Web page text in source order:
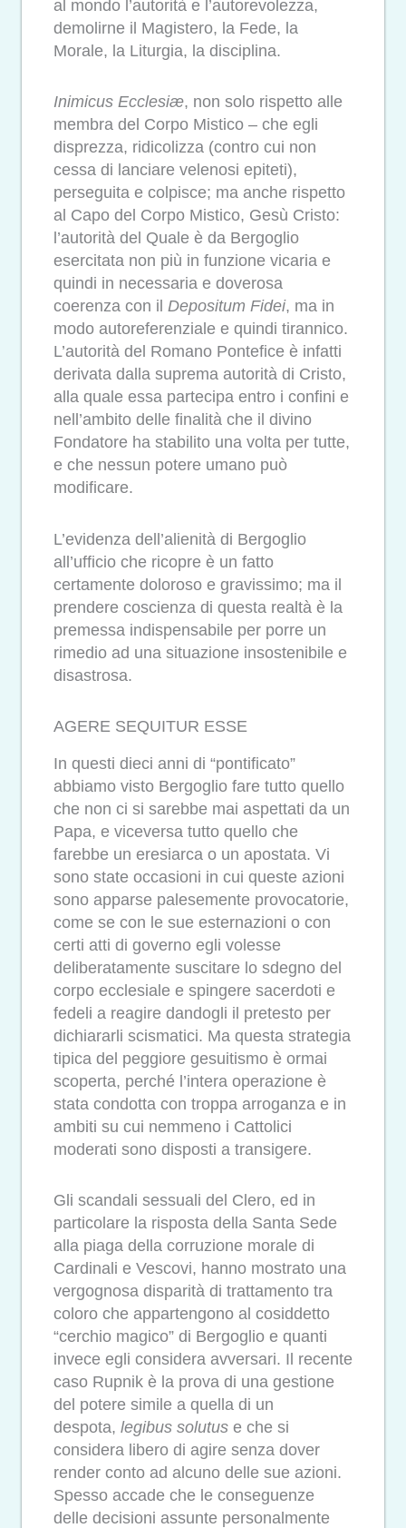
al mondo l’autorità e l’autorevolezza,
demolirne il Magistero, la Fede, la
Morale, la Liturgia, la disciplina.
Inimicus Ecclesiæ, non solo rispetto alle
membra del Corpo Mistico – che egli
disprezza, ridicolizza (contro cui non
cessa di lanciare velenosi epiteti),
perseguita e colpisce; ma anche rispetto
al Capo del Corpo Mistico, Gesù Cristo:
l’autorità del Quale è da Bergoglio
esercitata non più in funzione vicaria e
quindi in necessaria e doverosa
coerenza con il Depositum Fidei, ma in
modo autoreferenziale e quindi tirannico.
L’autorità del Romano Pontefice è infatti
derivata dalla suprema autorità di Cristo,
alla quale essa partecipa entro i confini e
nell’ambito delle finalità che il divino
Fondatore ha stabilito una volta per tutte,
e che nessun potere umano può
modificare.
L’evidenza dell’alienità di Bergoglio
all’ufficio che ricopre è un fatto
certamente doloroso e gravissimo; ma il
prendere coscienza di questa realtà è la
premessa indispensabile per porre un
rimedio ad una situazione insostenibile e
disastrosa.
AGERE SEQUITUR ESSE
In questi dieci anni di “pontificato”
abbiamo visto Bergoglio fare tutto quello
che non ci si sarebbe mai aspettati da un
Papa, e viceversa tutto quello che
farebbe un eresiarca o un apostata. Vi
sono state occasioni in cui queste azioni
sono apparse palesemente provocatorie,
come se con le sue esternazioni o con
certi atti di governo egli volesse
deliberatamente suscitare lo sdegno del
corpo ecclesiale e spingere sacerdoti e
fedeli a reagire dandogli il pretesto per
dichiararli scismatici. Ma questa strategia
tipica del peggiore gesuitismo è ormai
scoperta, perché l’intera operazione è
stata condotta con troppa arroganza e in
ambiti su cui nemmeno i Cattolici
moderati sono disposti a transigere.
Gli scandali sessuali del Clero, ed in
particolare la risposta della Santa Sede
alla piaga della corruzione morale di
Cardinali e Vescovi, hanno mostrato una
vergognosa disparità di trattamento tra
coloro che appartengono al cosiddetto
“cerchio magico” di Bergoglio e quanti
invece egli considera avversari. Il recente
caso Rupnik è la prova di una gestione
del potere simile a quella di un
despota, legibus solutus e che si
considera libero di agire senza dover
render conto ad alcuno delle sue azioni.
Spesso accade che le conseguenze
delle decisioni assunte personalmente